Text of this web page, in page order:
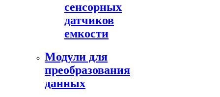
сенсорных
датчиков
емкости
Модули для
преобразования
данных